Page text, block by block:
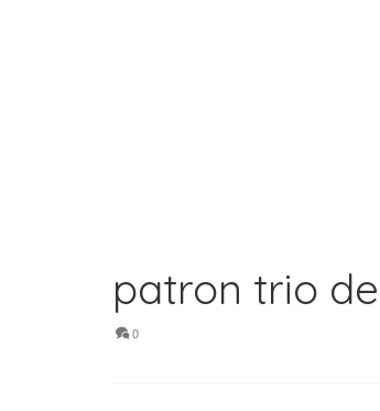
patron trio
0